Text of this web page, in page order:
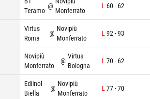
Teramo
@
Monferrato
L 60- 62
Virtus
Roma
@
Novipiù
Monferrato
L92-93
Novipiù
Monferrato
@
Virtus
Bologna
L70- 62
Edilnol
Biella
@
Novipiù
Monferrato
L77-70